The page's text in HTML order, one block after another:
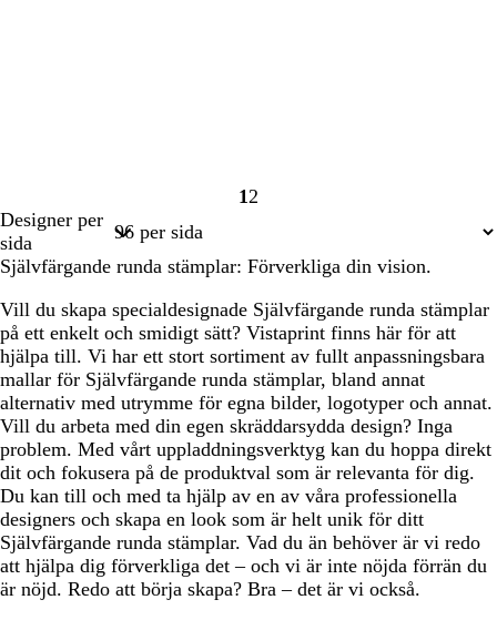
Sida
1 Sida
2
Designer per
sida
Självfärgande runda stämplar: Förverkliga din vision.
Vill du skapa specialdesignade Självfärgande runda stämplar
på ett enkelt och smidigt sätt? Vistaprint finns här för att
hjälpa till. Vi har ett stort sortiment av fullt anpassningsbara
mallar för Självfärgande runda stämplar, bland annat
alternativ med utrymme för egna bilder, logotyper och annat.
Vill du arbeta med din egen skräddarsydda design? Inga
problem. Med vårt uppladdningsverktyg kan du hoppa direkt
dit och fokusera på de produktval som är relevanta för dig.
Du kan till och med ta hjälp av en av våra professionella
designers och skapa en look som är helt unik för ditt
Självfärgande runda stämplar. Vad du än behöver är vi redo
att hjälpa dig förverkliga det – och vi är inte nöjda förrän du
är nöjd. Redo att börja skapa? Bra – det är vi också.